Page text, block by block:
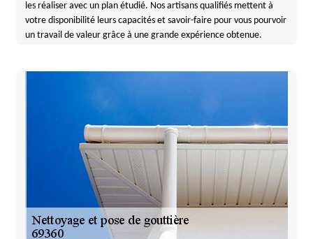
les réaliser avec un plan étudié. Nos artisans qualifiés mettent à
votre disponibilité leurs capacités et savoir-faire pour vous pourvoir
un travail de valeur grâce à une grande expérience obtenue.